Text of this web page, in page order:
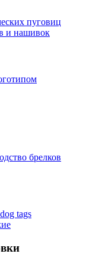
пуговиц
и нашивок
брелков
tags